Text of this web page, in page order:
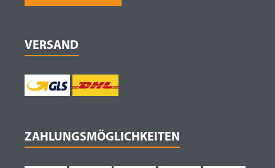
VERSAND
ZAHLUNGSMÖGLICHKEITEN